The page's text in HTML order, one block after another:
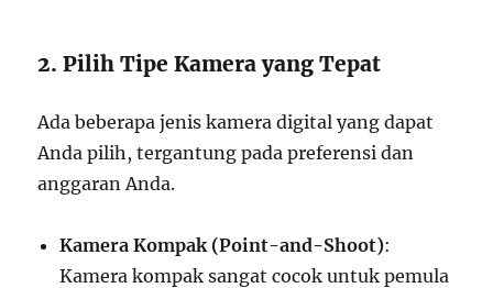
2. Pilih Tipe Kamera yang Tepat
Ada beberapa jenis kamera digital yang dapat
Anda pilih, tergantung pada preferensi dan
anggaran Anda.
Kamera Kompak (Point-and-Shoot):
Kamera kompak sangat cocok untuk pemula